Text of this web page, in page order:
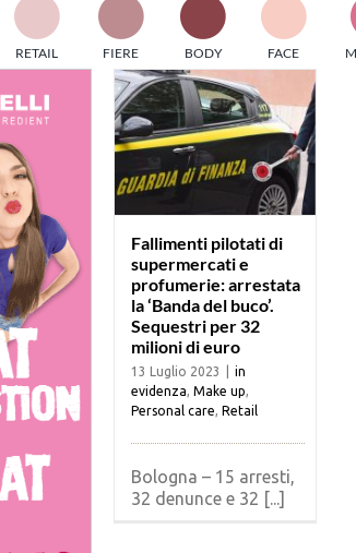
TESPI
ed editrici
particolare,
informazione che
technology,
Stay tuned!
RETAIL FIERE BODY FACE
Fallimenti pilotati di
supermercati e
profumerie:
arrestata la ‘Banda
del buco’. Sequestri
per 32 milioni di
Fallimenti pilotati di
supermercati e
profumerie: arrestata
la ‘Banda del buco’.
Sequestri per 32
milioni di euro
13 Luglio 2023
in
evidenza Make up
Personal care Retail
Bologna – 15 arresti,
32 denunce e 32 [...]